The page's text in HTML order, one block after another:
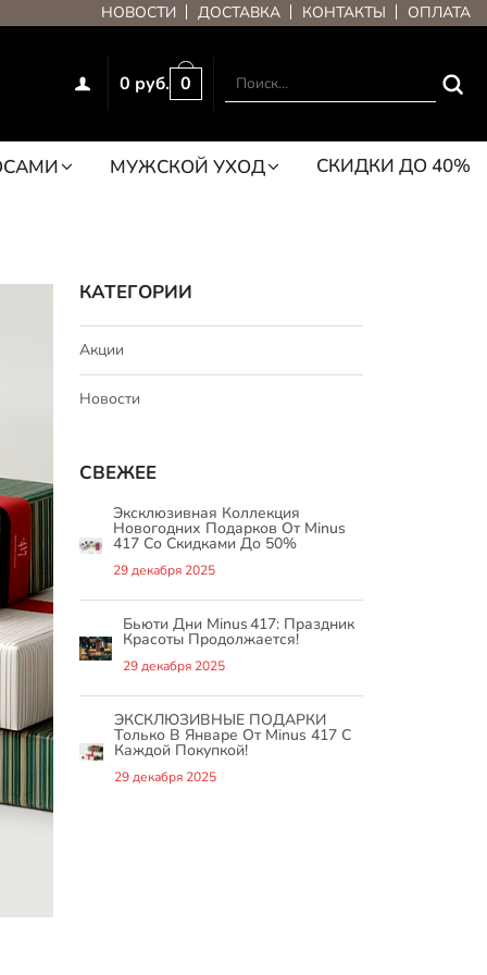
НОВОСТИ ДОСТАВКА КОНТАКТЫ ОПЛАТА
0 руб. 0
МУЖСКОЙ УХОД СКИДКИ ДО 40%
КАТЕГОРИИ
Акции
Новости
СВЕЖЕЕ
Эксклюзивная Коллекция
Новогодних Подарков От Minus
417 Со Скидками До 50%
29 декабря 2025
Бьюти Дни Minus 417: Праздник
Красоты Продолжается!
29 декабря 2025
ЭКСКЛЮЗИВНЫЕ ПОДАРКИ
Только В Январе От Minus 417 С
Каждой Покупкой!
29 декабря 2025